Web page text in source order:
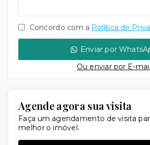
Concordo com a Política de
Enviar por
Ou enviar por E-mail
Agende agora sua visita
Faça um agendamento de visita
melhor o imóvel.